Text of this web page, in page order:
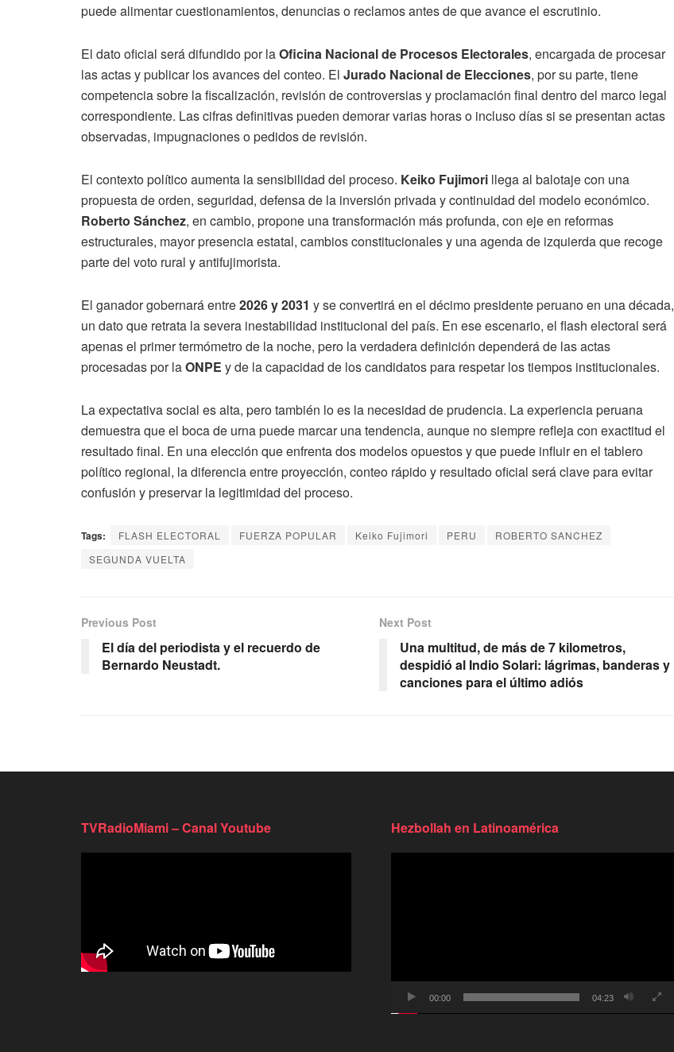
puede alimentar cuestionamientos, denuncias o reclamos antes de que avance el escrutinio.
El dato oficial será difundido por laOficina Nacional de Procesos Electorales, encargada de procesar
las actas y publicar los avances del conteo. El Jurado Nacional de Elecciones, por su parte, tiene
competencia sobre la fiscalización, revisión de controversias y proclamación final dentro del marco legal
correspondiente. Las cifras definitivas pueden demorar varias horas o incluso días si se presentan actas
observadas, impugnaciones o pedidos de revisión.
El contexto político aumenta la sensibilidad del proceso. Keiko Fujimori llega al balotaje con una
propuesta de orden, seguridad, defensa de la inversión privada y continuidad del modelo económico.
Roberto Sánchez, en cambio, propone una transformación más profunda, con eje en reformas
estructurales, mayor presencia estatal, cambios constitucionales y una agenda de izquierda que recoge
parte del voto rural y antifujimorista.
El ganador gobernará entre2026 y 2031 y se convertirá en el décimo presidente peruano en una década,
un dato que retrata la severa inestabilidad institucional del país. En ese escenario, el flash electoral será
apenas el primer termómetro de la noche, pero la verdadera definición dependerá de las actas
procesadas por laONPE y de la capacidad de los candidatos para respetar los tiempos institucionales.
La expectativa social es alta, pero también lo es la necesidad de prudencia. La experiencia peruana
demuestra que el boca de urna puede marcar una tendencia, aunque no siempre refleja con exactitud el
resultado final. En una elección que enfrenta dos modelos opuestos y que puede influir en el tablero
político regional, la diferencia entre proyección, conteo rápido y resultado oficial será clave para evitar
confusión y preservar la legitimidad del proceso.
Tags: FLASH ELECTORAL FUERZA POPULAR Keiko Fujimori PERU
ROBERTO SANCHEZ
SEGUNDA VUELTA
Previous Post
El día del periodista y el recuerdo de
Bernardo Neustadt.
Next Post
Una multitud, de más de 7 kilometros,
despidió al Indio Solari: lágrimas, banderas y
canciones para el último adiós
TVRadioMiami – Canal Youtube Hezbollah en Latinoamérica
00:00 04:23